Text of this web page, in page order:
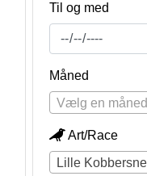
Til og med
Måned
Vælg en måned
Art/Race